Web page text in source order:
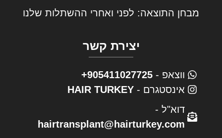
מבחן התוצאה: לפני ואחרי ההשתלות שלנו
יצירת קשר
ווצאפ - 905411027725+
אינסטגרם - HAIR TURKEY
דוא"ל -
hairtransplant@hairturkey.com